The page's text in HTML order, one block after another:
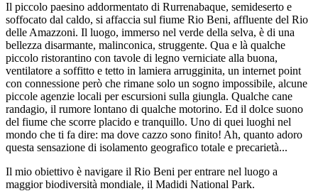
Il piccolo paesino addormentato di Rurrenabaque, semideserto e
soffocato dal caldo, si affaccia sul fiume Rio Beni, affluente del Rio
delle Amazzoni. Il luogo, immerso nel verde della selva, è di una
bellezza disarmante, malinconica, struggente. Qua e là qualche
piccolo ristorantino con tavole di legno verniciate alla buona,
ventilatore a soffitto e tetto in lamiera arrugginita, un internet point
con connessione però che rimane solo un sogno impossibile, alcune
piccole agenzie locali per escursioni sulla giungla. Qualche cane
randagio, il rumore lontano di qualche motorino. Ed il dolce suono
del fiume che scorre placido e tranquillo. Uno di quei luoghi nel
mondo che ti fa dire: ma dove cazzo sono finito! Ah, quanto adoro
questa sensazione di isolamento geografico totale e precarietà...
Il mio obiettivo è navigare il Rio Beni per entrare nel luogo a
maggior biodiversità mondiale, il Madidi National Park.